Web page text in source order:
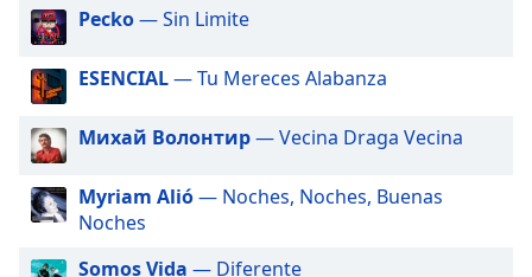
Picture-
in-
Fullscreen
modal
window.
Pecko— Sin Limite
ESENCIAL— Tu Mereces Alabanza
Михай Волонтир— Vecina Draga Vecina
Myriam Alió— Noches, Noches, Buenas
Noches
Somos Vida — Diferente